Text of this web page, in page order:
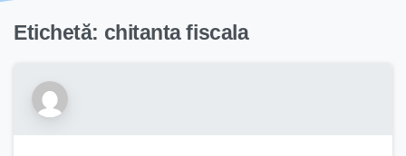
Etichetă: chitanta fiscala